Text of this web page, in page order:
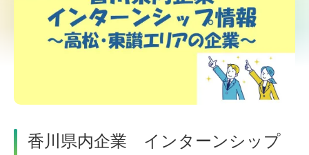
香川県内企業 インターンシップ